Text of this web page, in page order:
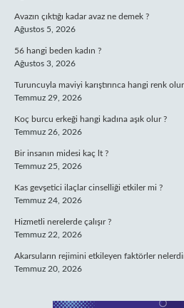
Avazın çıktığı kadar avaz ne demek ?
Ağustos 5, 2026
56 hangi beden kadın ?
Ağustos 3, 2026
Turuncuyla maviyi karıştırınca hangi renk
Temmuz 29, 2026
Koç burcu erkeği hangi kadına aşık olur ?
Temmuz 26, 2026
Bir insanın midesi kaç lt ?
Temmuz 25, 2026
Kas gevşetici ilaçlar cinselliği etkiler mi ?
Temmuz 24, 2026
Hizmetli nerelerde çalışır ?
Temmuz 22, 2026
Akarsuların rejimini etkileyen faktörler
Temmuz 20, 2026